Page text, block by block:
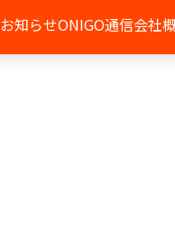
お知らせONIGO通信会社